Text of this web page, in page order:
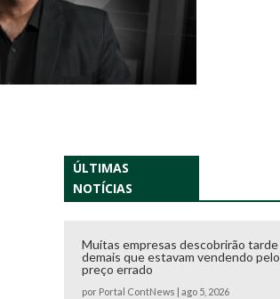
ÚLTIMAS
NOTÍCIAS
Muitas empresas descobrirão tarde
demais que estavam vendendo pelo
preço errado
por Portal ContNews ago 5, 2026